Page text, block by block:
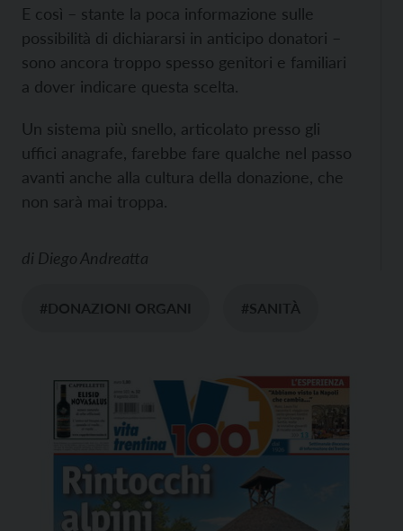
E così – stante la poca informazione sulle
possibilità di dichiararsi in anticipo donatori –
sono ancora troppo spesso genitori e familiari
a dover indicare questa scelta.
Un sistema più snello, articolato presso gli
uffici anagrafe, farebbe fare qualche nel passo
avanti anche alla cultura della donazione, che
non sarà mai troppa.
di Diego Andreatta
#DONAZIONI ORGANI #SANITÀ